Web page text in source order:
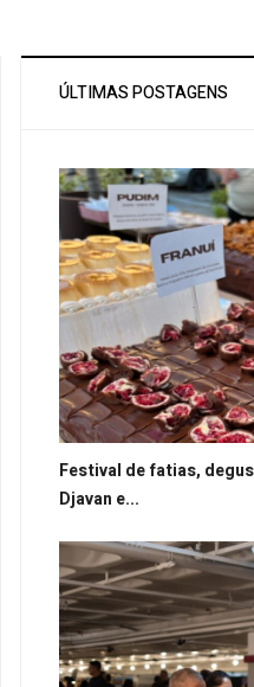
ÚLTIMAS POSTAGENS
Festival de fatias,
Djavan e...